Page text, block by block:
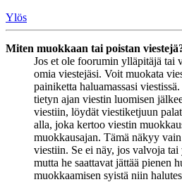
Ylös
Miten muokkaan tai poistan
Jos et ole foorumin ylläpitäjä tai
omia viestejäsi. Voit muokata
painiketta haluamassasi
tietyn ajan viestin luomisen
viestiin, löydät viestiketjuun
alla, joka kertoo viestin
muokkausajan. Tämä näkyy
viestiin. Se ei näy, jos valvoja
mutta he saattavat jättää pienen
muokkaamisen syistä niin